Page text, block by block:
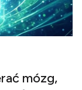
mózg,